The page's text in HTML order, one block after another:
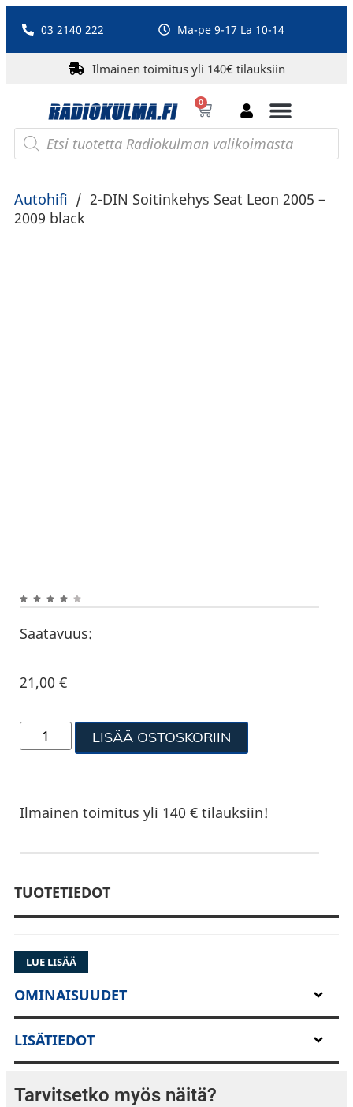
03 2140 222 Ma-pe 9-17 La 10-14
Ilmainen toimitus yli 140€ tilauksiin
0
Autohifi / 2-DIN Soitinkehys Seat Leon 2005 –
2009 black
Saatavuus:
21,00€
LISÄÄ OSTOSKORIIN
Ilmainen toimitus yli 140 € tilauksiin!
TUOTETIEDOT
LUE LISÄÄ
OMINAISUUDET
LISÄTIEDOT
Tarvitsetko myös näitä?